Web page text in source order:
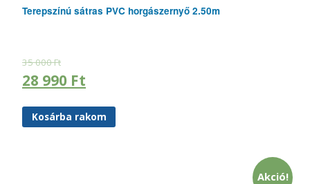
Terepszínú sátras PVC horgászernyő 2.50m
35 000Ft
28 990 Ft
Kosárba rakom
Akció!